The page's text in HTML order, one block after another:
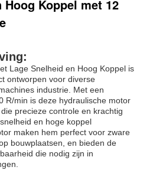
Hoog Koppel met 12
Lage Snelheid en Hoog Koppel is
ontworpen voor diverse
industrie. Met een
R/min is deze hydraulische motor
precieze controle en krachtig
en hoge koppel
maken hem perfect voor zware
bouwplaatsen, en bieden de
die nodig zijn in